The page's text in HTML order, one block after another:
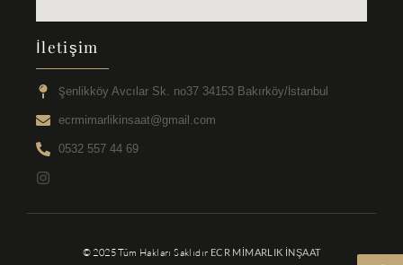
İletişim
Şenlikköy Avcılar Sk. no37 34153 Bakırköy/İstanbul
ecrmimarlikinsaat@gmail.com
0532 557 44 69
© 2025 Tüm Hakları Saklıdır ECR MİMARLIK İNŞAAT